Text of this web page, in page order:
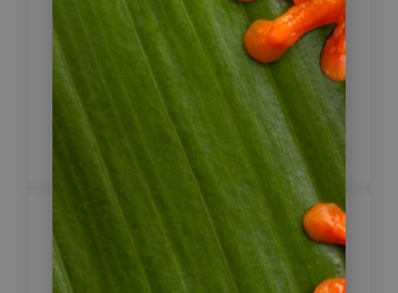
Kathedrale und den Gebäuden
kolonialspanischer Architektur. Hier
finden Sie die erste indigene Kirche
des Landes (17. Jh.) und die Quelle
Pozo de Yanayacu, deren Wasser als
Chachapoyas –
Kuelap – Chillo